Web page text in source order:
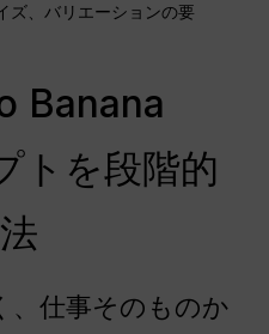
ズ、バリエーションの要
Banana
トを段階的
、仕事そのものか